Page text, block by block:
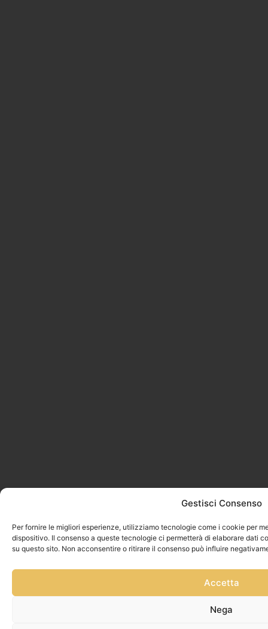
Gestisci Consenso
Per fornire le migliori esperienze, utilizziamo tecnologie come i cookie per
dispositivo. Il consenso a queste tecnologie ci permetterà di elaborare dati
su questo sito. Non acconsentire o ritirare il consenso può influire
Accetta
Nega